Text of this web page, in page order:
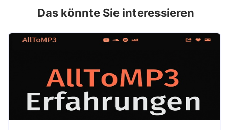
Das könnte Sie interessieren